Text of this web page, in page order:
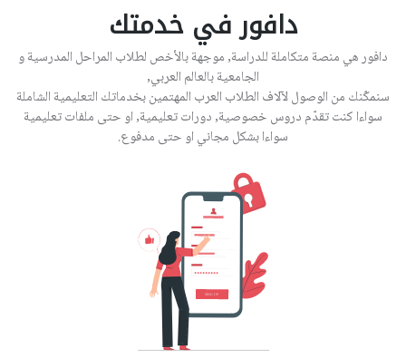
دافور في خدمتك
دافور هي منصة متكاملة للدراسة, موجهة بالأخص لطلاب المراحل المدرسية و
الجامعية بالعالم العربي,
سنمكّنك من الوصول لآلاف الطلاب العرب المهتمين بخدماتك التعليمية الشاملة
سواءا كنت تقدّم دروس خصوصية, دورات تعليمية, او حتى ملفات تعليمية
سواءا بشكل مجاني او حتى مدفوع.